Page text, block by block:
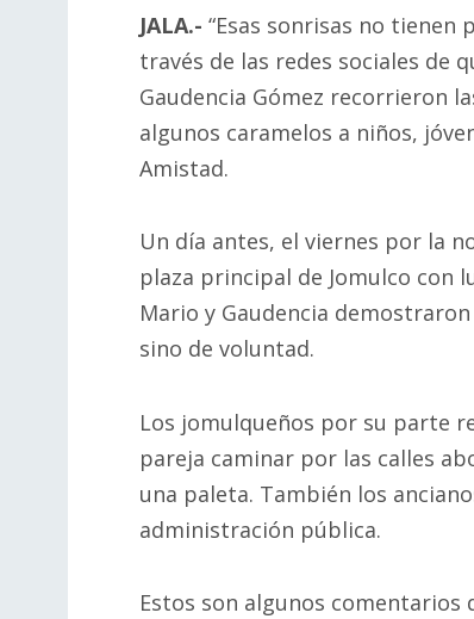
JALA.- “Esas sonrisas no tienen
través de las redes sociales de
Gaudencia Gómez recorrieron
algunos caramelos a niños,
Amistad.
Un día antes, el viernes por la
plaza principal de Jomulco con
Mario y Gaudencia
sino de voluntad.
Los jomulqueños por su parte
pareja caminar por las calles
una paleta. También los
administración pública.
Estos son algunos comentarios